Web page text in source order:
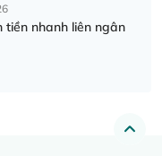
tiền nhanh liên ngân